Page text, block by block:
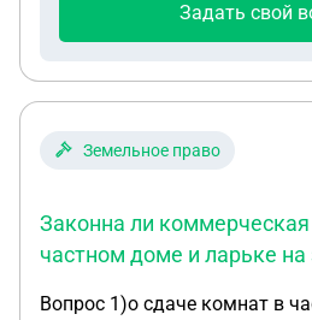
во время работы ещё и по
каждый год, а лучше вне
Задать свой
Земельное право
Законна ли
частном доме и ларьке
Вопрос 1)о сдаче комнат в